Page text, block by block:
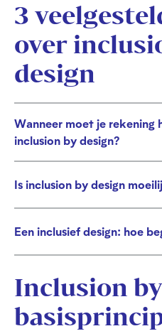
3
over
design
Wanneer moet je rekening
inclusion by design?
U
v
u
w
n
Is inclusion by design
U
i
v
w
e
n
Een inclusief design: hoe
U
i
v
o
u
w
Inclusion